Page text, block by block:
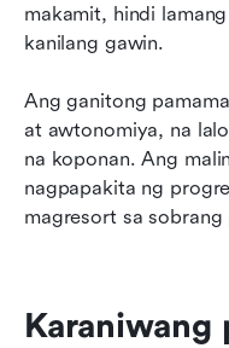
makamit, hindi
kanilang gawin.
Ang ganitong
at awtonomiya, na
na koponan. Ang
nagpapakita ng
magresort sa sobrang
Karaniwang